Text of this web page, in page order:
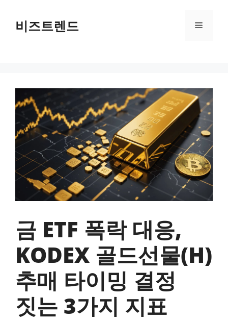
건너뛰기비즈트렌드 메뉴
금 ETF 폭락 대응,
KODEX 골드선물(H)
추매 타이밍 결정
짓는 3가지 지표